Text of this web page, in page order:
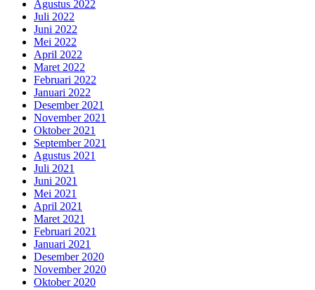
Agustus 2022
Juli 2022
Juni 2022
Mei 2022
April 2022
Maret 2022
Februari 2022
Januari 2022
Desember 2021
November 2021
Oktober 2021
September 2021
Agustus 2021
Juli 2021
Juni 2021
Mei 2021
April 2021
Maret 2021
Februari 2021
Januari 2021
Desember 2020
November 2020
Oktober 2020